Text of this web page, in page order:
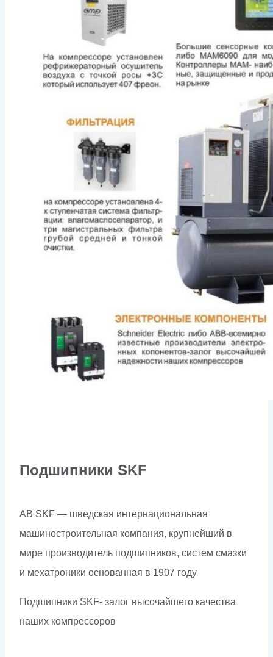
Подшипники SKF
AB SKF — шведская интернациональная
машиностроительная компания, крупнейший в
мире производитель подшипников, систем смазки
и мехатроники основанная в 1907 году
Подшипники SKF- залог высочайшего качества
наших компрессоров